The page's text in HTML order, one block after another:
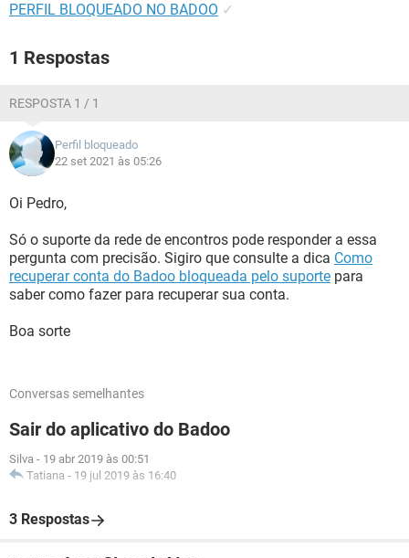
PERFIL BLOQUEADO NO BADOO ✓
1 Respostas
RESPOSTA 1 / 1
Perfil bloqueado
22 set 2021 às 05:26
Oi Pedro,
Só o suporte da rede de encontros pode responder a essa
pergunta com precisão. Sigiro que consulte a dica Como
recuperar conta do Badoo bloqueada pelo suporte para
saber como fazer para recuperar sua conta.
Boa sorte
Conversas semelhantes
Sair do aplicativo do Badoo
Silva - 19 abr 2019 às 00:51
Tatiana - 19 jul 2019 às 16:40
3 Respostas